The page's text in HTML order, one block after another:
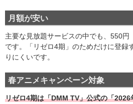
月額が安い
主要な見放題サービスの中でも、550円
です。「リゼロ4期」のためだけに登録
りにくいです。
春アニメキャンペーン対象
リゼロ4期は「DMM TV」公式の「